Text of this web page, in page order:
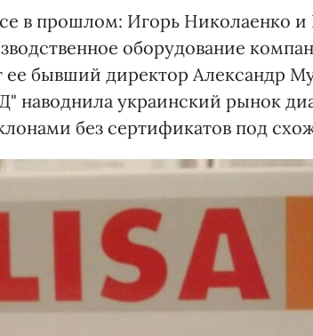
в прошлом: Игорь Николаенко
оборудование
ее бывший директор Александр
наводнила украинский рынок
без сертификатов под